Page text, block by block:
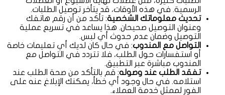
الرسمية. في هذه الأوقات، قد يتأخر توصيل الطلبات.
تحديث معلوماتك الشخصية: تأكد من أن رقم هاتفك
وعنوان التوصيل صحيحان. هذا يساعد في تسريع عملية
التوصيل وضمان عدم حدوث أي لبس.
التواصل مع المندوب: في حال كان لديك أي تعليمات خاصة
أو استفسارات حول الطلب، فلا تتردد في التواصل مع
المندوب مباشرة عبر التطبيق.
تفقد الطلب عند وصوله: قم بالتأكد من صحة الطلب عند
استلامه. في حال وجود أي خطأ، يمكنك الإبلاغ عنه على
الفور لممثل خدمة العملاء.